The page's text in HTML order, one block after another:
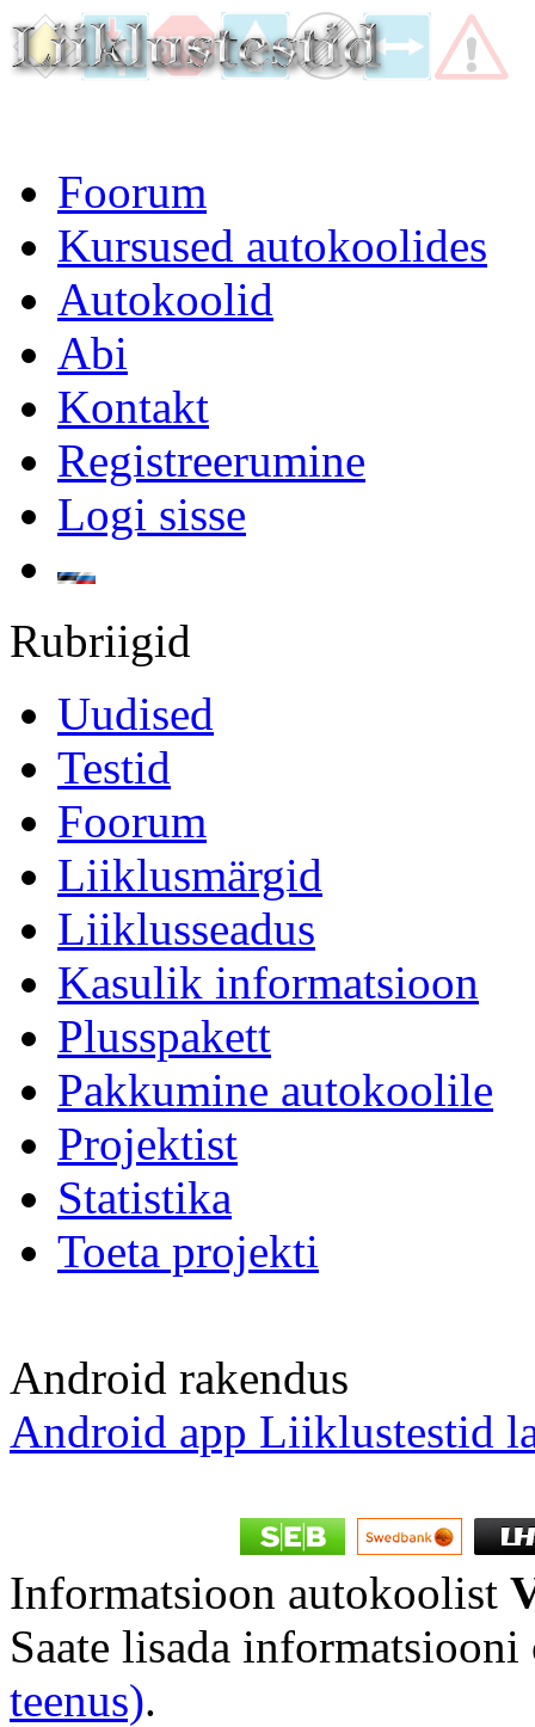
Foorum
Kursused autokoolides
Autokoolid
Abi
Kontakt
Registreerumine
Logi sisse
Rubriigid
Uudised
Testid
Foorum
Liiklusmärgid
Liiklusseadus
Kasulik informatsioon
Plusspakett
Pakkumine autokoolile
Projektist
Statistika
Toeta projekti
Android rakendus
Android app Liiklustestid
Informatsioon autokoolist
Saate lisada
teenus).